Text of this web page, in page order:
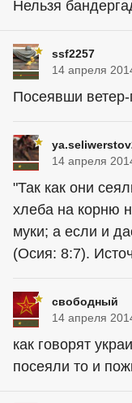
Нельзя
ssf2257
14 апреля
Посеявши
14 апреля
"Так как они
хлеба на корню
муки; а если и
(Осия: 8:7).
свободный
14 апреля
как говорят
посеяли то и